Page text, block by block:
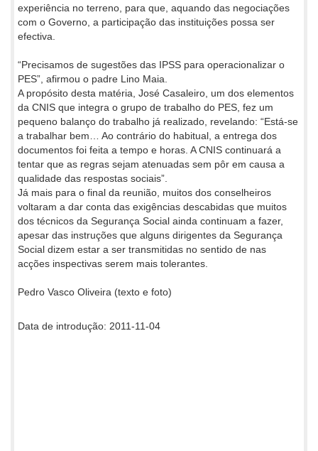
experiência no terreno, para que, aquando das negociações
com o Governo, a participação das instituições possa ser
efectiva.
“Precisamos de sugestões das IPSS para operacionalizar o
PES”, afirmou o padre Lino Maia.
A propósito desta matéria, José Casaleiro, um dos elementos
da CNIS que integra o grupo de trabalho do PES, fez um
pequeno balanço do trabalho já realizado, revelando: “Está-se
a trabalhar bem… Ao contrário do habitual, a entrega dos
documentos foi feita a tempo e horas. A CNIS continuará a
tentar que as regras sejam atenuadas sem pôr em causa a
qualidade das respostas sociais”.
Já mais para o final da reunião, muitos dos conselheiros
voltaram a dar conta das exigências descabidas que muitos
dos técnicos da Segurança Social ainda continuam a fazer,
apesar das instruções que alguns dirigentes da Segurança
Social dizem estar a ser transmitidas no sentido de nas
acções inspectivas serem mais tolerantes.
Pedro Vasco Oliveira (texto e foto)
Data de introdução: 2011-11-04